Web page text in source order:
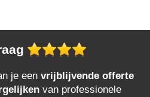
je een vrijblijvende offerte
van professionele